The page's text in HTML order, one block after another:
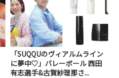
「SUQQUのヴィアルムライン
に夢中♡」バレーボール 西田
有志選手&古賀紗理那さ...